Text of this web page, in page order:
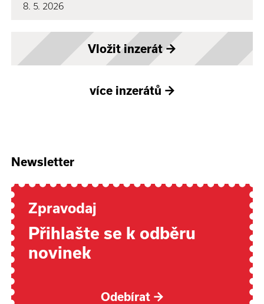
8. 5. 2026
Vložit inzerát→
více inzerátů →
Newsletter
Zpravodaj
Přihlašte se k odběru
novinek
Odebírat →